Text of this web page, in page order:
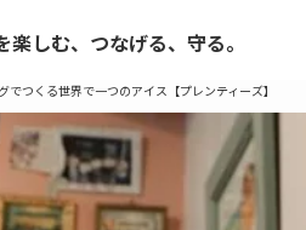
楽しむ、つなげる、守る。
つくる世界で一つのアイス【プレンティーズ】